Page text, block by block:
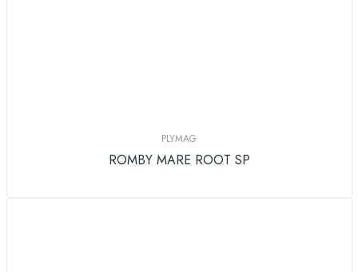
PLYMAG
ROMBY MARE ROOT SP